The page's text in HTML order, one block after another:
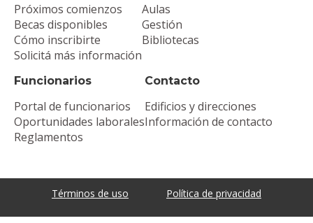
Próximos comienzos
Becas disponibles
Cómo inscribirte
Solicitá más información
Aulas
Gestión
Bibliotecas
Funcionarios
Portal de funcionarios
Oportunidades laborales
Reglamentos
Contacto
Edificios y direcciones
Información de contacto
Términos de uso Política de privacidad